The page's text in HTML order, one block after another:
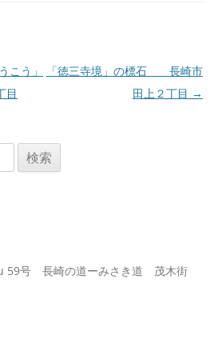
こう」
目
「徳三寺境」の標石 長崎市
田上２丁目 →
59号 長崎の道ーみさき道 茂木街